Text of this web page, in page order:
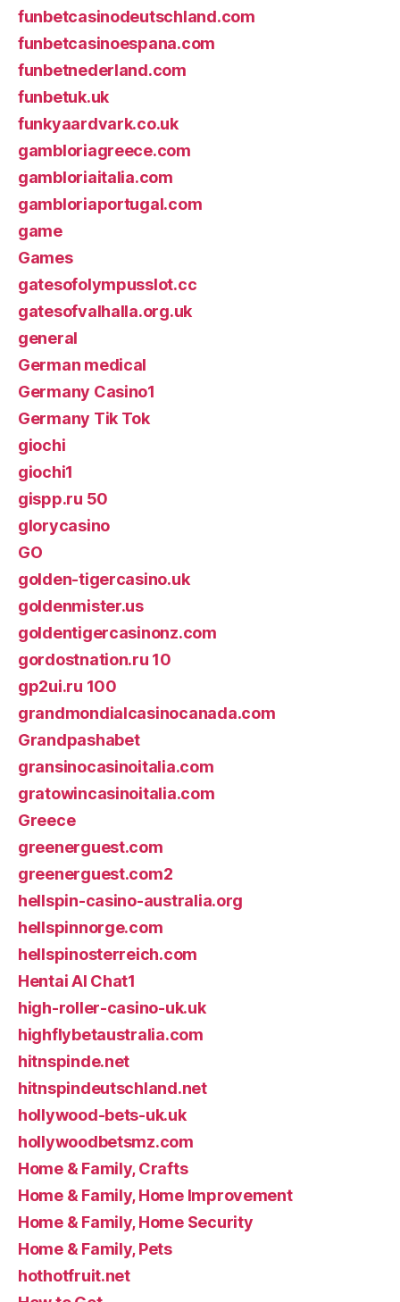
funbetcasinodeutschland.com
funbetcasinoespana.com
funbetnederland.com
funbetuk.uk
funkyaardvark.co.uk
gambloriagreece.com
gambloriaitalia.com
gambloriaportugal.com
game
Games
gatesofolympusslot.cc
gatesofvalhalla.org.uk
general
German medical
Germany Casino1
Germany Tik Tok
giochi
giochi1
gispp.ru 50
glorycasino
GO
golden-tigercasino.uk
goldenmister.us
goldentigercasinonz.com
gordostnation.ru 10
gp2ui.ru 100
grandmondialcasinocanada.com
Grandpashabet
gransinocasinoitalia.com
gratowincasinoitalia.com
Greece
greenerguest.com
greenerguest.com2
hellspin-casino-australia.org
hellspinnorge.com
hellspinosterreich.com
Hentai AI Chat1
high-roller-casino-uk.uk
highflybetaustralia.com
hitnspinde.net
hitnspindeutschland.net
hollywood-bets-uk.uk
hollywoodbetsmz.com
Home & Family, Crafts
Home & Family, Home Improvement
Home & Family, Home Security
Home & Family, Pets
hothotfruit.net